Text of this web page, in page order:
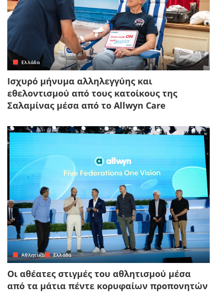
Ελλάδα
Ισχυρό μήνυμα αλληλεγγύης και
εθελοντισμού από τους κατοίκους της
Σαλαμίνας μέσα από το Allwyn Care
Αθλητικά Ελλάδα
Οι αθέατες στιγμές του αθλητισμού μέσα
από τα μάτια πέντε κορυφαίων προπονητών